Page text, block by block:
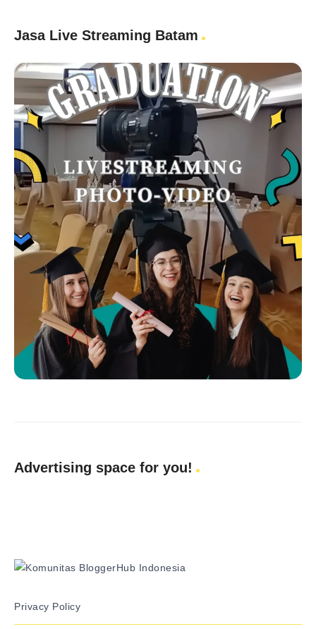
Jasa Live Streaming Batam
Advertising space for you!
Privacy Policy